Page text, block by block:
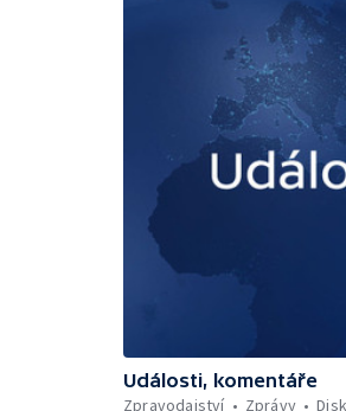
Události, komentáře
Zpravodajství
Zprávy